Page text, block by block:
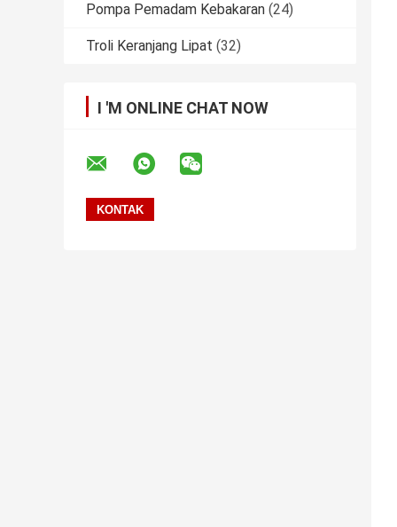
Pompa Pemadam Kebakaran (24)
Troli Keranjang Lipat (32)
I 'M ONLINE CHAT NOW